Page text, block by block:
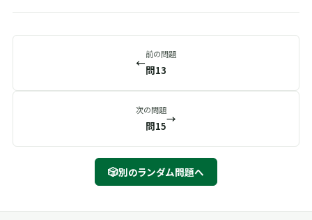
←
前の問題
問13
次の問題
問15
→
🎲別のランダム問題へ